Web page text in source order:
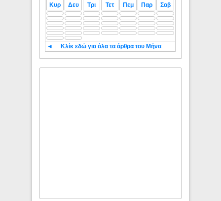
Κυρ Δευ Τρι Τετ Πεμ Παρ Σαβ
◄ Κλίκ εδώ για όλα τα άρθρα του Μήνα